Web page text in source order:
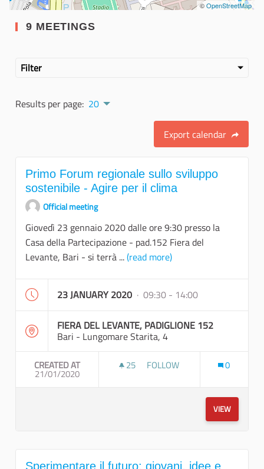
©OpenStreetMap
9 MEETINGS
Filter
Results per page: 20
Export calendar
Primo Forum regionale sullo sviluppo
sostenibile - Agire per il clima
Official meeting
Giovedì 23 gennaio 2020 dalle ore 9:30 presso la
Casa della Partecipazione - pad.152 Fiera del
Levante, Bari - si terrà ...(read more)
23 JANUARY 2020 · 09:30 - 14:00
FIERA DEL LEVANTE, PADIGLIONE 152
Bari - Lungomare Starita, 4
CREATED AT
21/01/2020
25 25 FOLLOWERS
FOLLOW 0
VIEW
Sperimentare il futuro: giovani, idee e